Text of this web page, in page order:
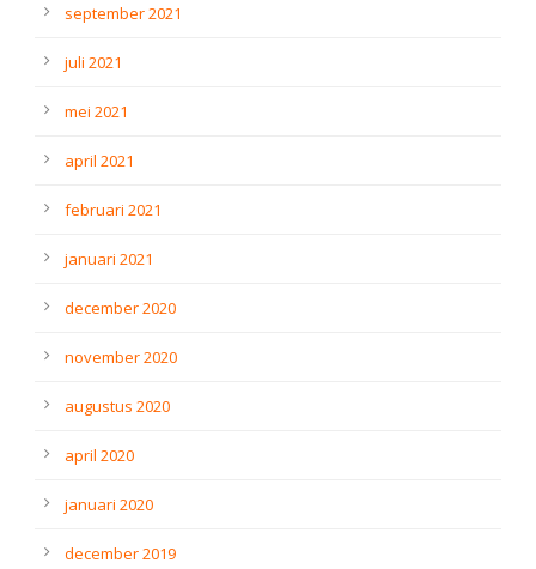
september 2021
juli 2021
mei 2021
april 2021
februari 2021
januari 2021
december 2020
november 2020
augustus 2020
april 2020
januari 2020
december 2019